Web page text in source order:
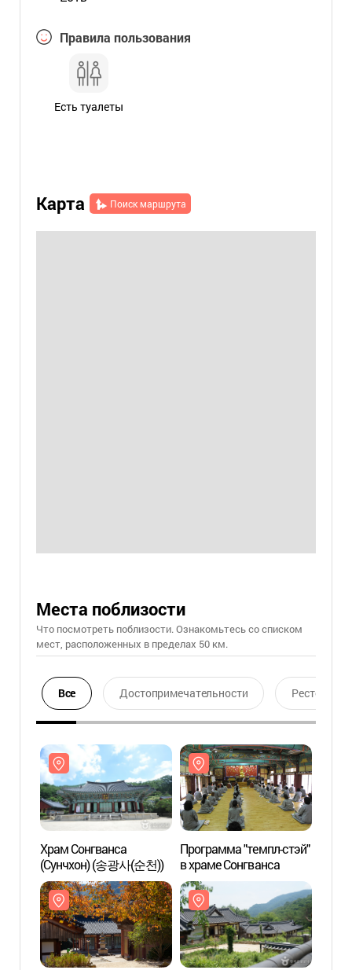
Правила пользования
Есть туалеты
Карта Поиск маршрута
Места поблизости
Что посмотреть поблизости. Ознакомьтесь со списком
мест, расположенных в пределах 50 км.
Все Достопримечательности Ресторан
Храм Сонгванса
(Сунчхон) (송광사(순천))
Программа "темпл-стэй"
в храме Сонгванса